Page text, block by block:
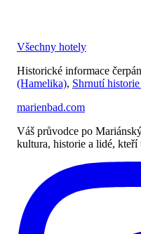
Všechny hotely
Historické informace
(Hamelika), Shrnutí
marienbad.com
Váš průvodce po
kultura, historie a lidé,